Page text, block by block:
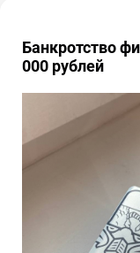
Банкротство
000 рублей